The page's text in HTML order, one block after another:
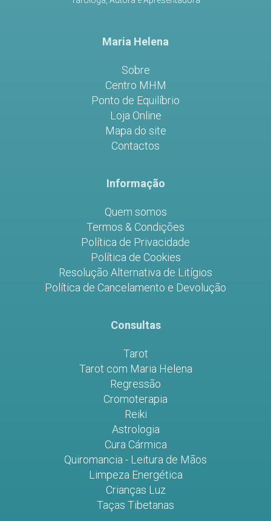
Maria Helena
Sobre
Centro MHM
Ponto de Equilíbrio
Loja Online
Mapa do site
Contactos
Informação
Quem somos
Termos & Condições
Política de Privacidade
Política de Cookies
Resolução Alternativa de Litígios
Política de Cancelamento e Devolução
Consultas
Tarot
Tarot com Maria Helena
Regressão
Cromoterapia
Reiki
Astrologia
Cura Cármica
Quiromancia - Leitura de Mãos
Limpeza Energética
Crianças Luz
Taças Tibetanas